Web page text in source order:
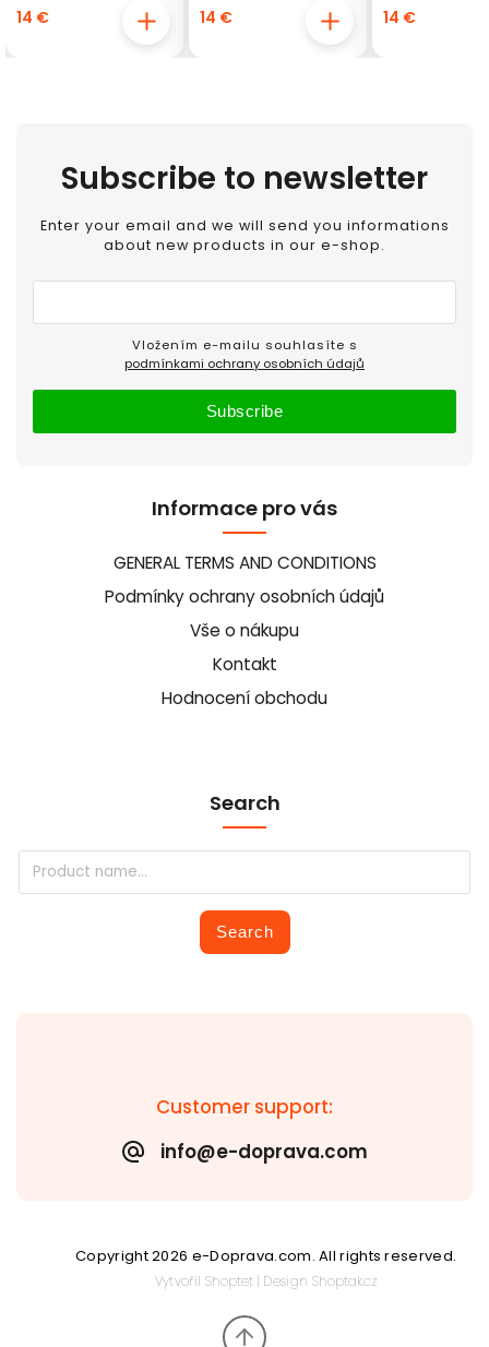
14 € 14 €
Customer support:
info@e-doprava.com
Informace pro vás
GENERAL TERMS AND CONDITIONS
Podmínky ochrany osobních údajů
Vše o nákupu
Kontakt
Hodnocení obchodu
Subscribe to newsletter
Enter your email and we will send you informations
about new products in our e-shop.
podmínkami ochrany osobních údajů
Subscribe
Search
Search
Copyright 2026 e-Doprava.com. All rights reserved.
Vytvořil Shoptet| Design Shoptak.cz